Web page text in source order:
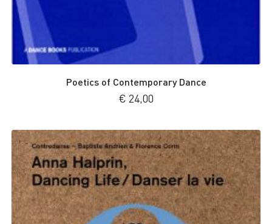
Poetics of Contemporary Dance
€ 24,00